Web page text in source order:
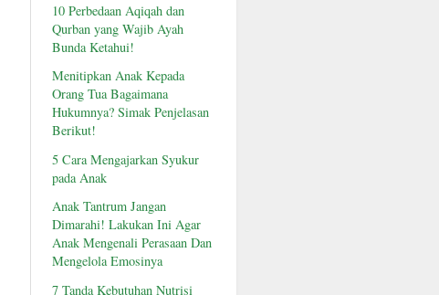
10 Perbedaan Aqiqah dan
Qurban yang Wajib Ayah
Bunda Ketahui!
Menitipkan Anak Kepada
Orang Tua Bagaimana
Hukumnya? Simak Penjelasan
Berikut!
5 Cara Mengajarkan Syukur
pada Anak
Anak Tantrum Jangan
Dimarahi! Lakukan Ini Agar
Anak Mengenali Perasaan Dan
Mengelola Emosinya
7 Tanda Kebutuhan Nutrisi